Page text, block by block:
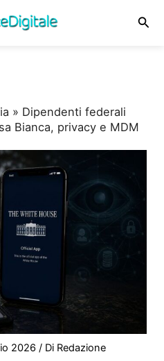
» Dipendenti federali
Bianca, privacy e MDM
2026/ Di Redazione